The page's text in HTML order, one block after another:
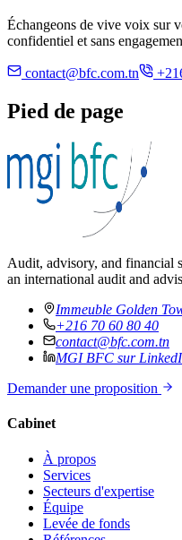
Échangeons de vive voix sur
confidentiel et sans
contact@bfc.com.tn
Pied de page
Audit, advisory, and financial
an international audit and
Immeuble Golden
+216 70 60 80 40
contact@bfc.com.tn
MGI BFC sur
Demander une proposition
Cabinet
À propos
Services
Secteurs d'expertise
Équipe
Levée de fonds